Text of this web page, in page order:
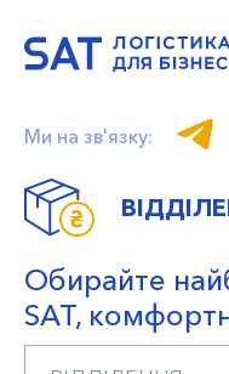
Ми на зв'язку:
Обирайте
SAT,